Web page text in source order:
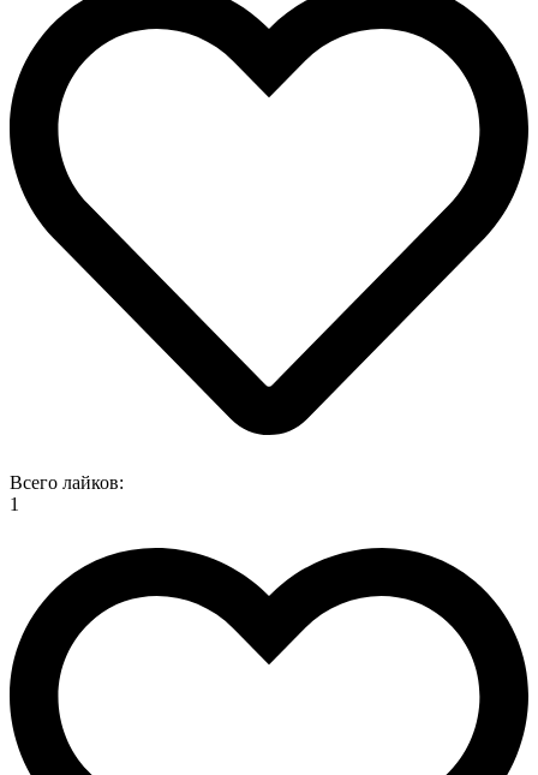
Всего лайков:
1